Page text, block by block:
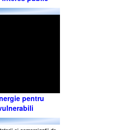
pentru